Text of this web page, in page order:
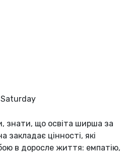
Saturday
знати, що освіта ширша за
закладає цінності, які
в доросле життя: емпатію,